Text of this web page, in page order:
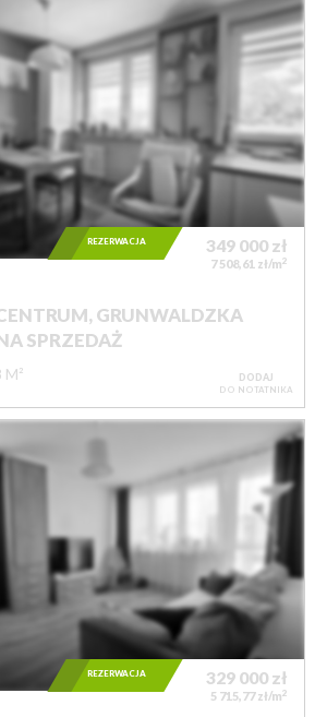
GRUNWALDZKA
SPRZEDAŻ
M²
349 000 zł
7 508,61 zł/m2
REZERWACJA
DODAJ
DO NOTATNIKA
329 000 zł
5 715,77 zł/m2
REZERWACJA